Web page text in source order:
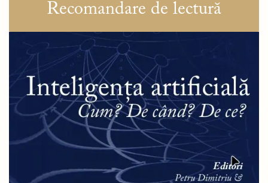
Recomandare de lectură